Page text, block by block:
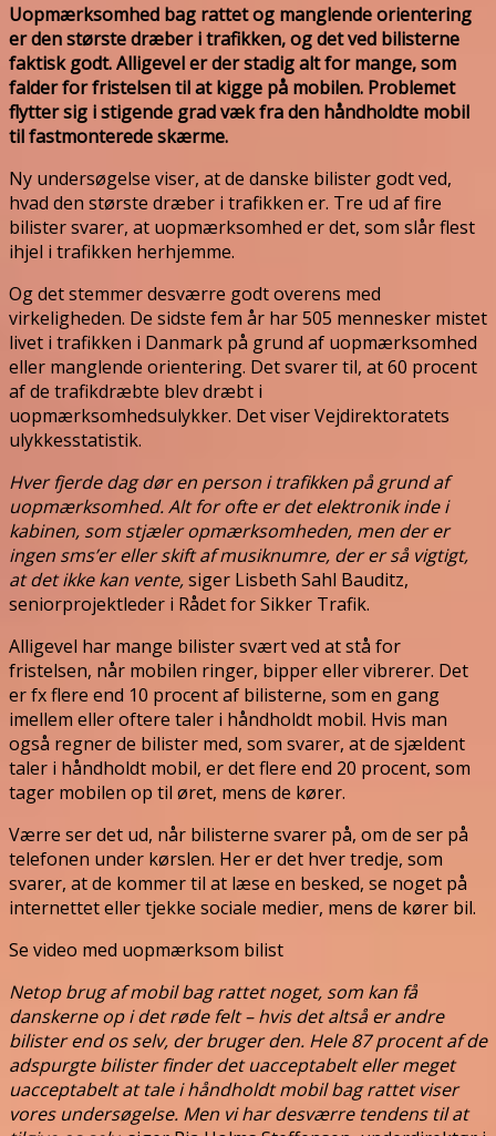
Uopmærksomhed bag rattet og manglende orientering
er den største dræber i trafikken, og det ved bilisterne
faktisk godt. Alligevel er der stadig alt for mange, som
falder for fristelsen til at kigge på mobilen. Problemet
flytter sig i stigende grad væk fra den håndholdte mobil
til fastmonterede skærme.
Ny undersøgelse viser, at de danske bilister godt ved,
hvad den største dræber i trafikken er. Tre ud af fire
bilister svarer, at uopmærksomhed er det, som slår flest
ihjel i trafikken herhjemme.
Og det stemmer desværre godt overens med
virkeligheden. De sidste fem år har 505 mennesker mistet
livet i trafikken i Danmark på grund af uopmærksomhed
eller manglende orientering. Det svarer til, at 60 procent
af de trafikdræbte blev dræbt i
uopmærksomhedsulykker. Det viser Vejdirektoratets
ulykkesstatistik.
Hver fjerde dag dør en person i trafikken på grund af
uopmærksomhed. Alt for ofte er det elektronik inde i
kabinen, som stjæler opmærksomheden, men der er
ingen sms’er eller skift af musiknumre, der er så vigtigt,
at det ikke kan vente,siger Lisbeth Sahl Bauditz,
seniorprojektleder i Rådet for Sikker Trafik.
Alligevel har mange bilister svært ved at stå for
fristelsen, når mobilen ringer, bipper eller vibrerer. Det
er fx flere end 10 procent af bilisterne, som en gang
imellem eller oftere taler i håndholdt mobil. Hvis man
også regner de bilister med, som svarer, at de sjældent
taler i håndholdt mobil, er det flere end 20 procent, som
tager mobilen op til øret, mens de kører.
Værre ser det ud, når bilisterne svarer på, om de ser på
telefonen under kørslen. Her er det hver tredje, som
svarer, at de kommer til at læse en besked, se noget på
internettet eller tjekke sociale medier, mens de kører bil.
Se video med uopmærksom bilist
Netop brug af mobil bag rattet noget, som kan få
danskerne op i det røde felt – hvis det altså er andre
bilister end os selv, der bruger den. Hele 87 procent af de
adspurgte bilister finder det uacceptabelt eller meget
uacceptabelt at tale i håndholdt mobil bag rattet viser
vores undersøgelse. Men vi har desværre tendens til at